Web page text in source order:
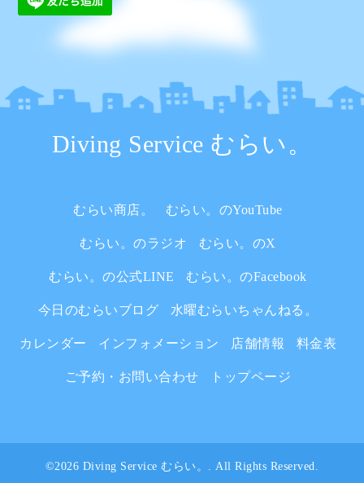
Diving Service むらい。
むらい商店。 むらい。のYouTube
むらい。のラジオ むらい。のX
むらい。の公式LINE むらい。のFacebook
今日のむらいブログ 水曜むらいちゃんねる。
カレンダー インフォメーション 店舗情報 料金表
ご予約・お問い合わせ トップページ
©2026 Diving Service むらい。 . All Rights Reserved.